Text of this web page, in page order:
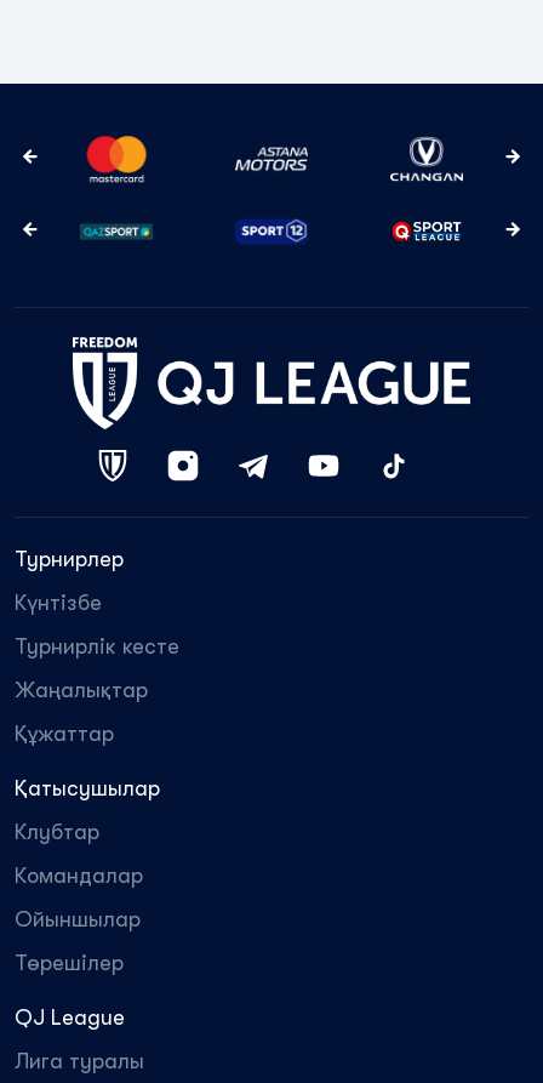
Турнирлер
Күнтізбе
Турнирлік кесте
Жаңалықтар
Құжаттар
Қатысушылар
Клубтар
Командалар
Ойыншылар
Төрешілер
QJ League
Лига туралы